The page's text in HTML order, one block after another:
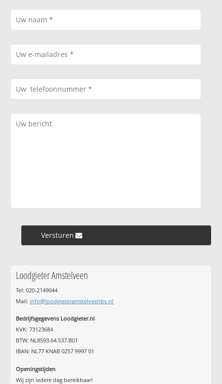
Versturen »
Loodgieter Amstelveen
Tel: 020-2149044
Mail: info@loodgieteramstelveenbv.nl
Bedrijfsgegevens Loodgieter.nl
KVK: 73123684
BTW: NL8593.64.537.B01
IBAN: NL77 KNAB 0257 9997 01
Openingstijden
Wij zijn iedere dag bereikbaar!